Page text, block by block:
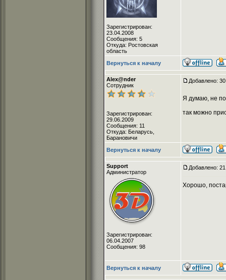
Зарегистрирован:
23.04.2008
Сообщения: 5
Откуда: Ростовская
область
Вернуться к началу
Alex@nder
Сотрудник
Зарегистрирован:
29.06.2009
Сообщения: 11
Откуда: Беларусь,
Барановичи
Добавлено:
Я думаю, не
так можно
Вернуться к началу
Support
Администратор
Зарегистрирован:
06.04.2007
Сообщения: 98
Добавлено:
Хорошо,
Вернуться к началу